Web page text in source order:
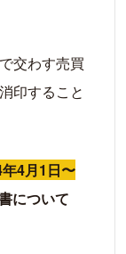
交わす売買
印すること
4月1日〜
について